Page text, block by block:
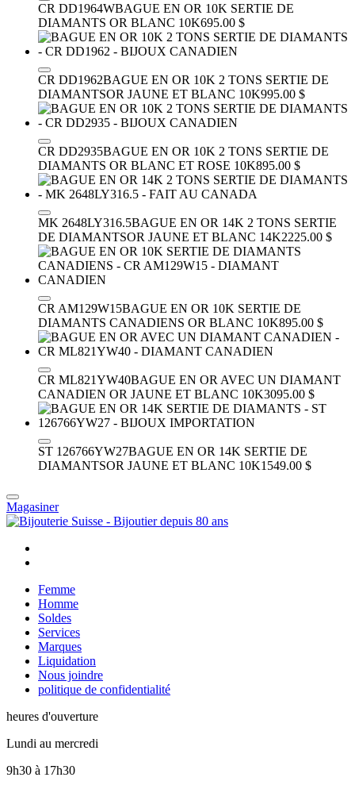
CR DD1964WBAGUE EN OR 10K SERTIE DE
DIAMANTS OR BLANC 10K695.00 $
CR DD1962BAGUE EN OR 10K 2 TONS SERTIE DE
DIAMANTSOR JAUNE ET BLANC 10K995.00 $
CR DD2935BAGUE EN OR 10K 2 TONS SERTIE DE
DIAMANTS OR BLANC ET ROSE 10K895.00 $
MK 2648LY316.5BAGUE EN OR 14K 2 TONS SERTIE
DE DIAMANTSOR JAUNE ET BLANC 14K2225.00 $
CR AM129W15BAGUE EN OR 10K SERTIE DE
DIAMANTS CANADIENS OR BLANC 10K895.00 $
CR ML821YW40BAGUE EN OR AVEC UN DIAMANT
CANADIEN OR JAUNE ET BLANC 10K3095.00 $
ST 126766YW27BAGUE EN OR 14K SERTIE DE
DIAMANTSOR JAUNE ET BLANC 10K1549.00 $
Magasiner
Femme
Homme
Soldes
Services
Marques
Liquidation
Nous joindre
politique de confidentialité
heures d'ouverture
Lundi au mercredi
9h30 à 17h30